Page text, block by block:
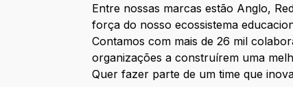
Entre nossas marcas estão Anglo,
força do nosso ecossistema
Contamos com mais de 26 mil
organizações a construírem uma
Quer fazer parte de um time que